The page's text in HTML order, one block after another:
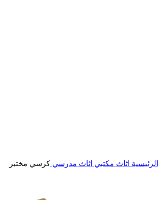
الرئيسية اثاث مكتبي اثاث مدرسي كرسي مختبر